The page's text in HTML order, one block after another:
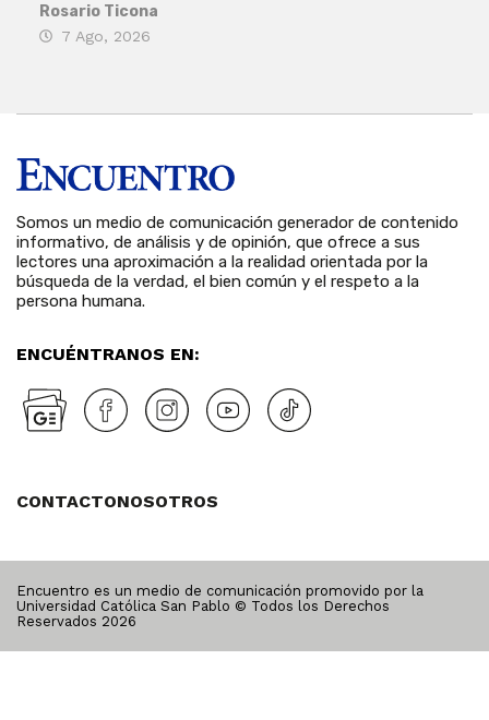
Rosario Ticona
7 Ago, 2026
Somos un medio de comunicación generador de contenido
informativo, de análisis y de opinión, que ofrece a sus
lectores una aproximación a la realidad orientada por la
búsqueda de la verdad, el bien común y el respeto a la
persona humana.
ENCUÉNTRANOS EN:
CONTACTONOSOTROS
Encuentro es un medio de comunicación promovido por la
Universidad Católica San Pablo © Todos los Derechos
Reservados 2026